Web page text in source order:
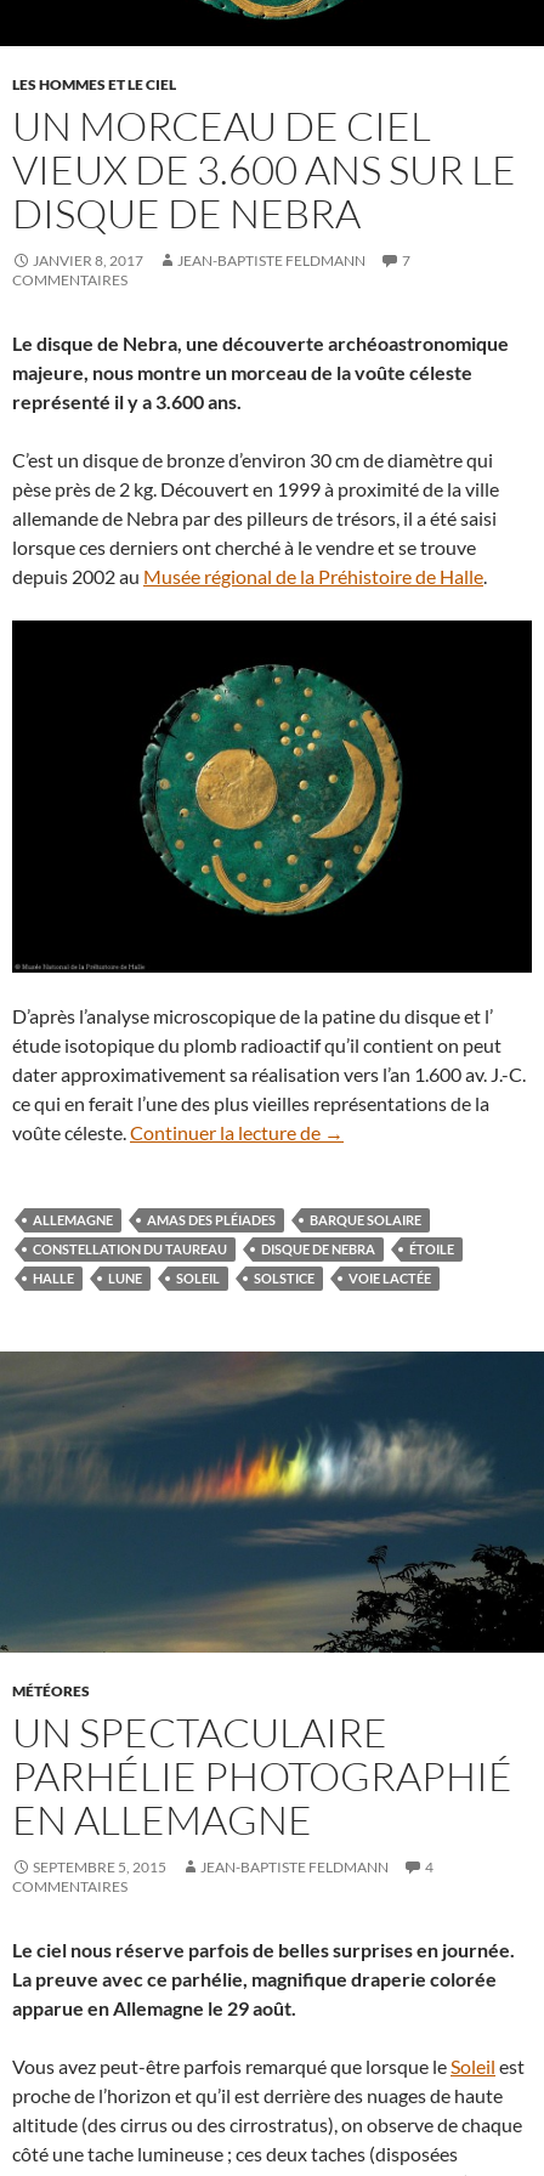
LES HOMMES ET LE CIEL
UN MORCEAU DE CIEL
VIEUX DE 3.600 ANS SUR LE
DISQUE DE NEBRA
JANVIER 8, 2017 JEAN-BAPTISTE FELDMANN
7
COMMENTAIRES
Le disque de Nebra, une découverte archéoastronomique
majeure, nous montre un morceau de la voûte céleste
représenté il y a 3.600 ans.
C’est un disque de bronze d’environ 30 cm de diamètre qui
pèse près de 2 kg. Découvert en 1999 à proximité de la ville
allemande de Nebra par des pilleurs de trésors, il a été saisi
lorsque ces derniers ont cherché à le vendre et se trouve
depuis 2002 au Musée régional de la Préhistoire de Halle.
D’après l’analyse microscopique de la patine du disque et l’
étude isotopique du plomb radioactif qu’il contient on peut
dater approximativement sa réalisation vers l’an 1.600 av. J.-C.
ce qui en ferait l’une des plus vieilles représentations de la
voûte céleste.Continuer la lecture de Un morceau de ciel vieux
→
ALLEMAGNE AMAS DES PLÉIADES
BARQUE SOLAIRE
CONSTELLATION DU TAUREAU
DISQUE DE NEBRA
ÉTOILE
HALLE
LUNE SOLEIL SOLSTICE VOIE LACTÉE
MÉTÉORES
UN SPECTACULAIRE
PARHÉLIE PHOTOGRAPHIÉ
EN ALLEMAGNE
SEPTEMBRE 5, 2015 JEAN-BAPTISTE FELDMANN
4
COMMENTAIRES
Le ciel nous réserve parfois de belles surprises en journée.
La preuve avec ce parhélie, magnifique draperie colorée
apparue en Allemagne le 29 août.
Vous avez peut-être parfois remarqué que lorsque leSoleil est
proche de l’horizon et qu’il est derrière des nuages de haute
altitude (des cirrus ou des cirrostratus), on observe de chaque
côté une tache lumineuse ; ces deux taches (disposées